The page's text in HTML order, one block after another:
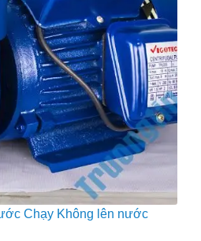
Chạy Không lên nước